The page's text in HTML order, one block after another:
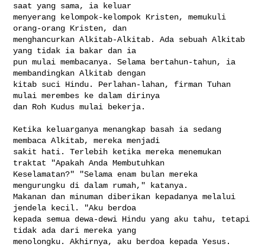
saat yang sama, ia keluar
menyerang kelompok-kelompok Kristen, memukuli
orang-orang Kristen, dan
menghancurkan Alkitab-Alkitab. Ada sebuah Alkitab
yang tidak ia bakar dan ia
pun mulai membacanya. Selama bertahun-tahun, ia
membandingkan Alkitab dengan
kitab suci Hindu. Perlahan-lahan, firman Tuhan
mulai merembes ke dalam dirinya
dan Roh Kudus mulai bekerja.
Ketika keluarganya menangkap basah ia sedang
membaca Alkitab, mereka menjadi
sakit hati. Terlebih ketika mereka menemukan
traktat "Apakah Anda Membutuhkan
Keselamatan?" "Selama enam bulan mereka
mengurungku di dalam rumah," katanya.
Makanan dan minuman diberikan kepadanya melalui
jendela kecil. "Aku berdoa
kepada semua dewa-dewi Hindu yang aku tahu, tetapi
tidak ada dari mereka yang
menolongku. Akhirnya, aku berdoa kepada Yesus.